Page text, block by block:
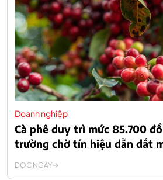
Doanh nghiệp
Cà phê duy trì mức 85.700
trường chờ tín hiệu dẫn dắt
ĐỌC NGAY